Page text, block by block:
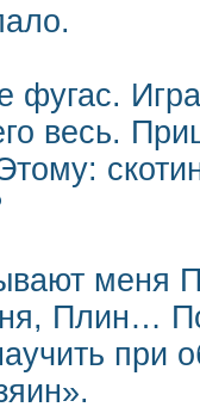
фугас.
весь.
меня
Плин…
при